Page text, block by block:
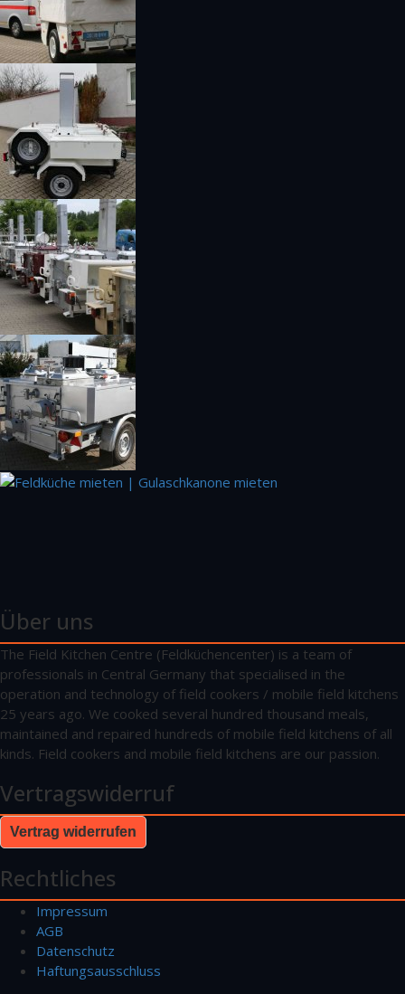
Über uns
The Field Kitchen Centre (Feldküchencenter) is a team of
professionals in Central Germany that specialised in the
operation and technology of field cookers / mobile field kitchens
25 years ago. We cooked several hundred thousand meals,
maintained and repaired hundreds of mobile field kitchens of all
kinds. Field cookers and mobile field kitchens are our passion.
Vertragswiderruf
Vertrag widerrufen
Rechtliches
Impressum
AGB
Datenschutz
Haftungsausschluss